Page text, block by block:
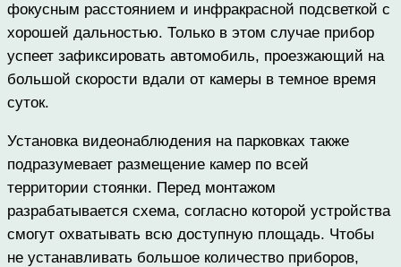
фокусным расстоянием и инфракрасной подсветкой с
хорошей дальностью. Только в этом случае прибор
успеет зафиксировать автомобиль, проезжающий на
большой скорости вдали от камеры в темное время
суток.
Установка видеонаблюдения на парковках также
подразумевает размещение камер по всей
территории стоянки. Перед монтажом
разрабатывается схема, согласно которой устройства
смогут охватывать всю доступную площадь. Чтобы
не устанавливать большое количество приборов,